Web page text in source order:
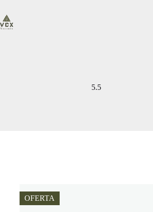
contenido
5.5
OFERTA